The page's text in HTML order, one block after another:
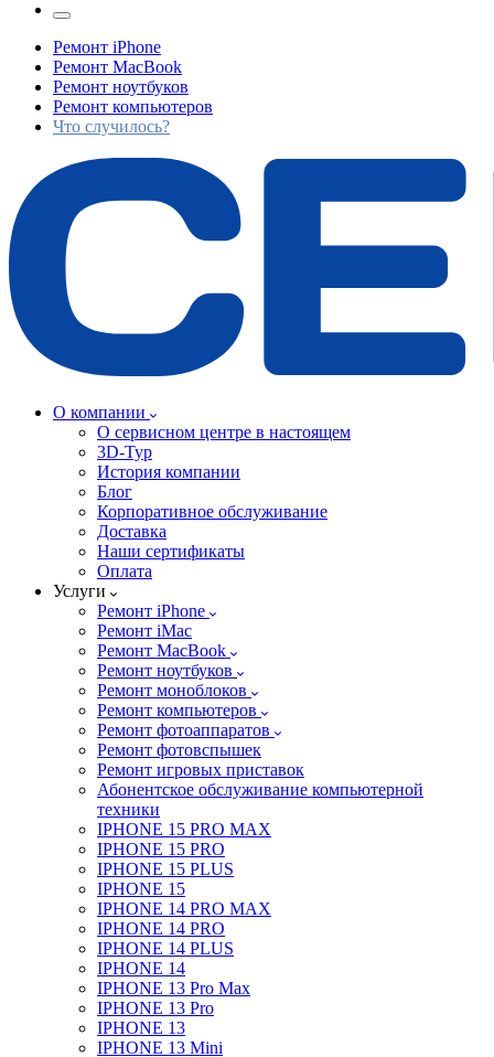
Ремонт iPhone
Ремонт MacBook
Ремонт ноутбуков
Ремонт компьютеров
Что случилось?
О компании
О сервисном центре в настоящем
3D-Тур
История компании
Блог
Корпоративное обслуживание
Доставка
Наши сертификаты
Оплата
Услуги
Ремонт iPhone
Ремонт iMac
Ремонт MacBook
Ремонт ноутбуков
Ремонт моноблоков
Ремонт компьютеров
Ремонт фотоаппаратов
Ремонт фотовспышек
Ремонт игровых приставок
Абонентское обслуживание компьютерной
техники
IPHONE 15 PRO MAX
IPHONE 15 PRO
IPHONE 15 PLUS
IPHONE 15
IPHONE 14 PRO MAX
IPHONE 14 PRO
IPHONE 14 PLUS
IPHONE 14
IPHONE 13 Pro Max
IPHONE 13 Pro
IPHONE 13
IPHONE 13 Mini